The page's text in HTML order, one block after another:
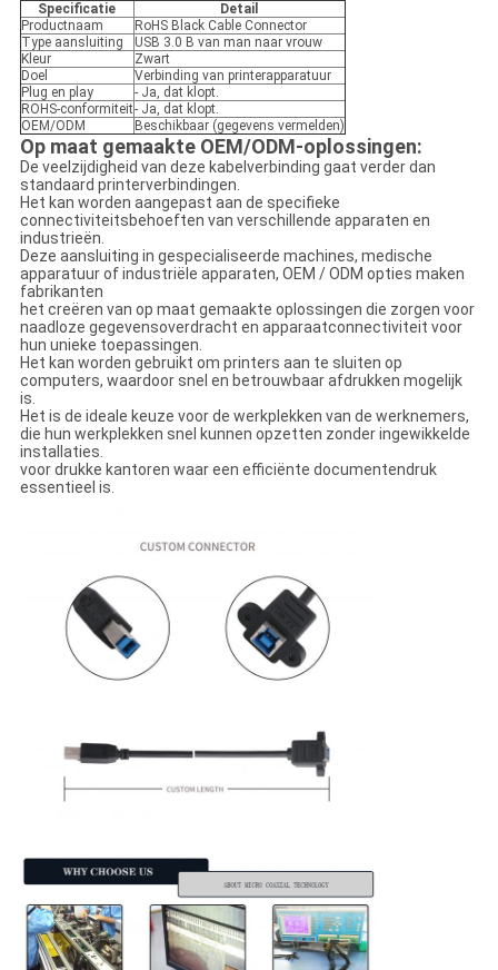
Specificatie
Detail
Productnaam
RoHS Black Cable Connector
Type aansluiting
USB 3.0 B van man naar vrouw
Kleur
Zwart
Doel
Verbinding van printerapparatuur
Plug en play
- Ja, dat klopt.
ROHS-conformiteit- Ja, dat klopt.
OEM/ODM
Beschikbaar (gegevens vermelden)
Op maat gemaakte OEM/ODM-oplossingen:
De veelzijdigheid van deze kabelverbinding gaat verder dan
standaard printerverbindingen.
Het kan worden aangepast aan de specifieke
connectiviteitsbehoeften van verschillende apparaten en
industrieën.
Deze aansluiting in gespecialiseerde machines, medische
apparatuur of industriële apparaten, OEM / ODM opties maken
fabrikanten
het creëren van op maat gemaakte oplossingen die zorgen voor
naadloze gegevensoverdracht en apparaatconnectiviteit voor
hun unieke toepassingen.
Het kan worden gebruikt om printers aan te sluiten op
computers, waardoor snel en betrouwbaar afdrukken mogelijk
is.
Het is de ideale keuze voor de werkplekken van de werknemers,
die hun werkplekken snel kunnen opzetten zonder ingewikkelde
installaties.
voor drukke kantoren waar een efficiënte documentendruk
essentieel is.